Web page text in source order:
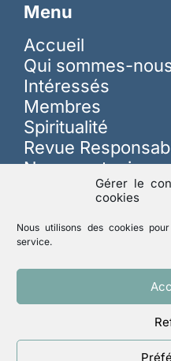
Gérer le
cookies
Nous utilisons des cookies
service.
Menu
Accueil
Qui sommes-
Intéressés
Membres
Spiritualité
Revue
Nous soutenir
Lutte contre les
Mentions légales
Politique de